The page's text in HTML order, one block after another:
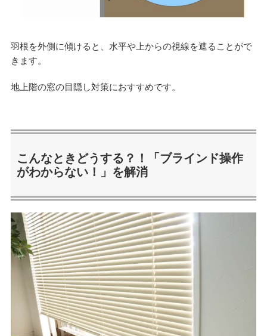
羽根を外側に傾けると、水平や上からの視線を遮ることがで
きます。
地上階の窓の目隠し対策におすすめです。
こんなときどうする？！「ブラインド操作
がわからない！」を解消